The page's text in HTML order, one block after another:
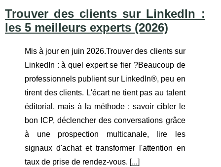
Trouver des clients sur LinkedIn :
les 5 meilleurs experts (2026)
Mis à jour en juin 2026.Trouver des clients sur
LinkedIn : à quel expert se fier ?Beaucoup de
professionnels publient sur LinkedIn®, peu en
tirent des clients. L'écart ne tient pas au talent
éditorial, mais à la méthode : savoir cibler le
bon ICP, déclencher des conversations grâce
à une prospection multicanale, lire les
signaux d'achat et transformer l'attention en
taux de prise de rendez-vous. [...]